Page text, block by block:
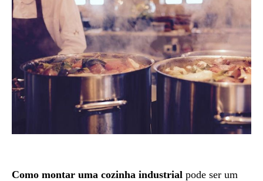
Como montar uma cozinha industrial pode ser um